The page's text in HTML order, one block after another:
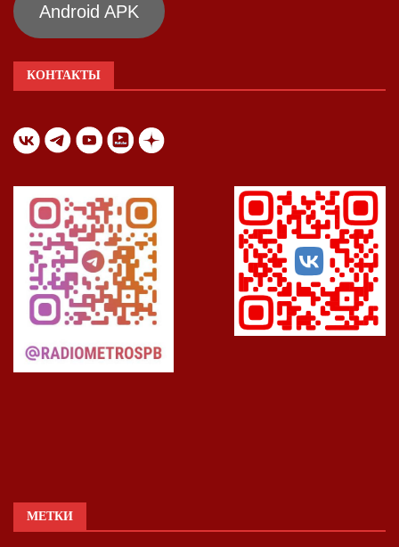
Android APK
КОНТАКТЫ
МЕТКИ